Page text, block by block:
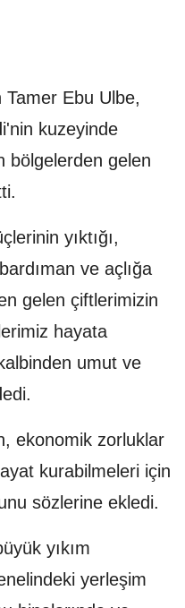
Ebu Ulbe,
kuzeyinde
bölgelerden gelen
yıktığı,
ve açlığa
gelen çiftlerimizin
hayata
umut ve
ekonomik zorluklar
kurabilmeleri için
sözlerine ekledi.
yıkım
yerleşim